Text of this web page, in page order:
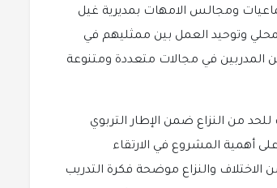
ومجالس الامهات بمديرية غيل
وتوحيد العمل بين ممثليهم في
المدربين في مجالات متعددة ومتنوعة
من النزاع ضمن الإطار التربوي
أهمية المشروع في الارتقاء
الاختلاف والنزاع موضحة فكرة التدريب